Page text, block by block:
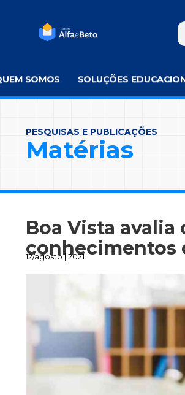
SOMOS SOLUÇÕES
PESQUISAS E PUBLICAÇÕES
Matérias
Boa Vista avalia
conhecimentos
12/agosto | 2021